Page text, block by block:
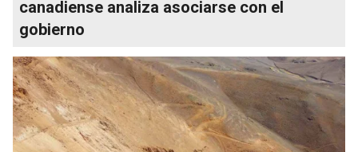
canadiense analiza asociarse con el
gobierno